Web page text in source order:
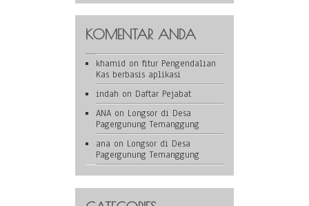
KOMENTAR ANDA
khamid on fitur Pengendalian
Kas berbasis aplikasi
indah on Daftar Pejabat
ANA on Longsor di Desa
Pagergunung Temanggung
ana on Longsor di Desa
Pagergunung Temanggung